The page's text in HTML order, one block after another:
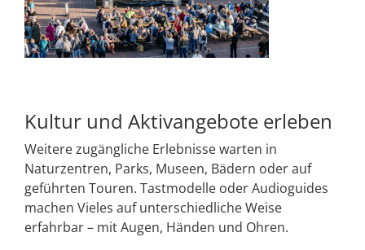
Kultur und Aktivangebote erleben
Weitere zugängliche Erlebnisse warten in
Naturzentren, Parks, Museen, Bädern oder auf
geführten Touren. Tastmodelle oder Audioguides
machen Vieles auf unterschiedliche Weise
erfahrbar – mit Augen, Händen und Ohren.